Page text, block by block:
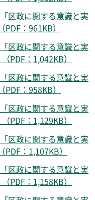
区政に関する意識と実
：961KB）
区政に関する意識と実
PDF：1,042KB）
区政に関する意識と実
：958KB）
区政に関する意識と実
PDF：1,129KB）
区政に関する意識と実
：1,107KB）
区政に関する意識と実
PDF：1,158KB）